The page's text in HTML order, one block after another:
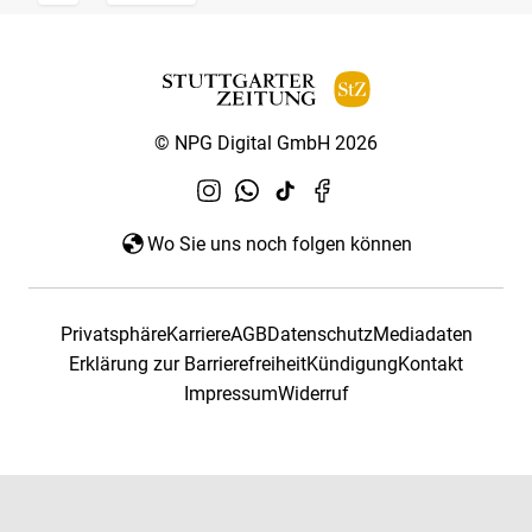
© NPG Digital GmbH 2026
Wo Sie uns noch folgen können
PrivatsphäreKarriereAGBDatenschutzMediadaten
Erklärung zur BarrierefreiheitKündigungKontakt
ImpressumWiderruf